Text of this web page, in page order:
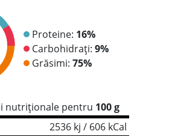
Proteine: 16%
Carbohidrați: 9%
Grăsimi: 75%
nutriționale pentru 100 g
2536 kj / 606 kCal